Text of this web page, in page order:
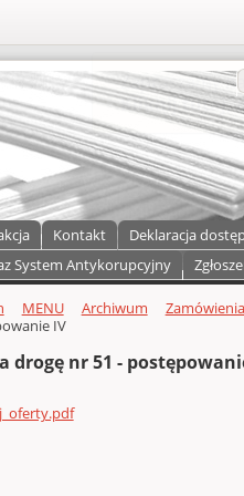
Kontakt Deklaracja
System Antykorupcyjny
MENU Archiwum
IV
drogę nr 51 -